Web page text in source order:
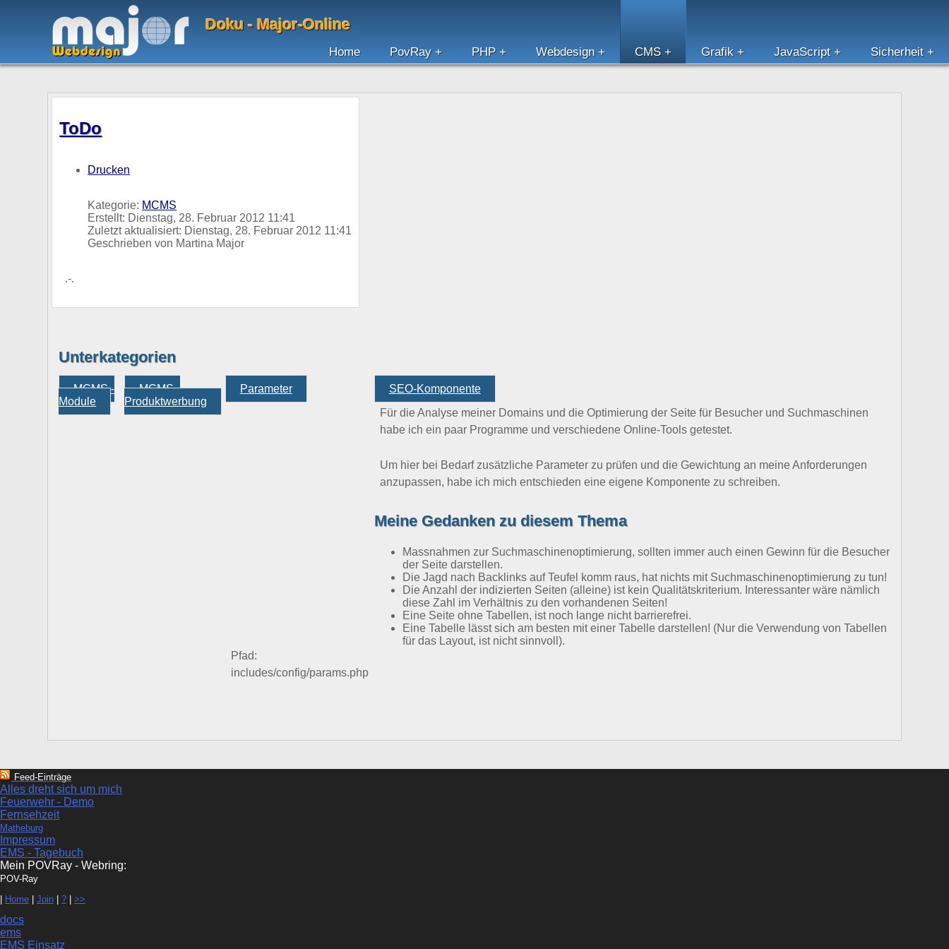
Doku - Major-Online
Home PovRay PHP Webdesign CMS Grafik JavaScript Sicherheit
ToDo
Drucken
Kategorie: MCMS
Erstellt: Dienstag, 28. Februar 2012 11:41
Zuletzt aktualisiert: Dienstag, 28. Februar 2012 11:41
Geschrieben von Martina Major
.-.
Unterkategorien
MCMS -
Module
MCMS -
Produktwerbung
Parameter
Pfad:
includes/config/params.php
SEO-Komponente
Für die Analyse meiner Domains und die Optimierung der Seite für Besucher und Suchmaschinen
habe ich ein paar Programme und verschiedene Online-Tools getestet.
Um hier bei Bedarf zusätzliche Parameter zu prüfen und die Gewichtung an meine Anforderungen
anzupassen, habe ich mich entschieden eine eigene Komponente zu schreiben.
Meine Gedanken zu diesem Thema
Massnahmen zur Suchmaschinenoptimierung, sollten immer auch einen Gewinn für die Besucher
der Seite darstellen.
Die Jagd nach Backlinks auf Teufel komm raus, hat nichts mit Suchmaschinenoptimierung zu tun!
Die Anzahl der indizierten Seiten (alleine) ist kein Qualitätskriterium. Interessanter wäre nämlich
diese Zahl im Verhältnis zu den vorhandenen Seiten!
Eine Seite ohne Tabellen, ist noch lange nicht barrierefrei.
Eine Tabelle lässt sich am besten mit einer Tabelle darstellen! (Nur die Verwendung von Tabellen
für das Layout, ist nicht sinnvoll).
Feed-Einträge
Alles dreht sich um mich
Feuerwehr - Demo
Fernsehzeit
Matheburg
Impressum
EMS - Tagebuch
Mein POVRay - Webring:
POV-Ray
Home Join ? >>
docs
ems
EMS Einsatz